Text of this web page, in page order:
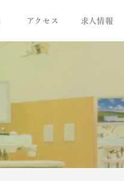
アクセス 求人情報